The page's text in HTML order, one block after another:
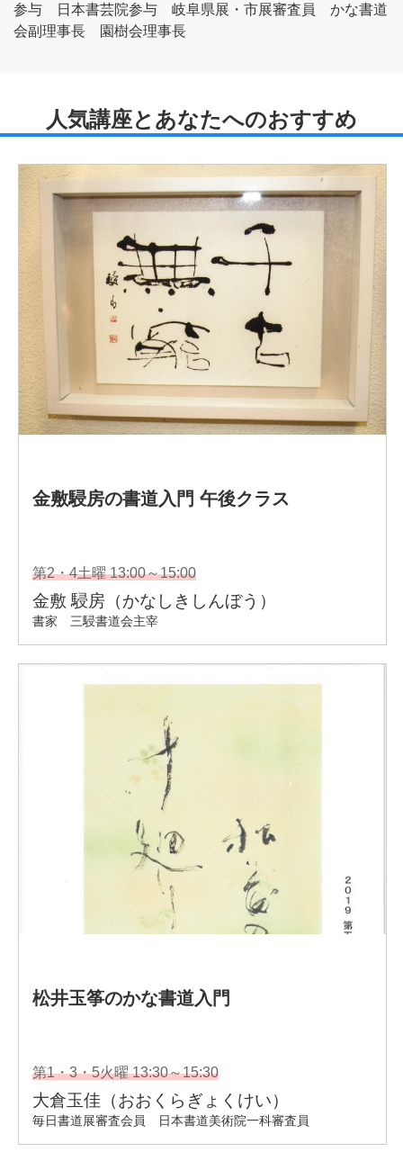
参与 日本書芸院参与 岐阜県展・市展審査員 かな書道
会副理事長 園樹会理事長